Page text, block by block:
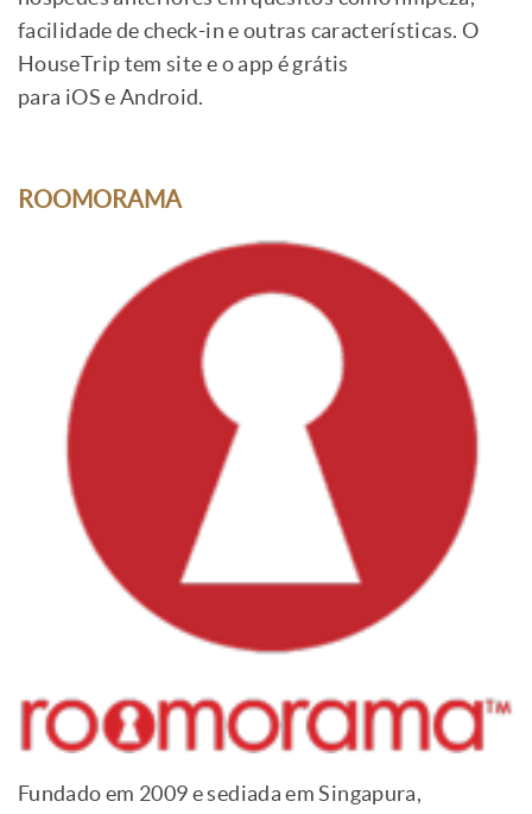
facilidade de check-in e outras características. O
HouseTrip tem site e o app é grátis
para iOS e Android.
ROOMORAMA
Fundado em 2009 e sediada em Singapura,